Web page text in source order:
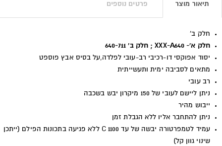
תיאור מוצר פרטים נוספים
חלק ב'
חלק א'- XXX-A640 ; חלק ב' 640-711
יסוד אפוקסי דו-רכיבי רב-עובי לפלדה,על בסיס אבץ פוספט
מתאים לסביבה ימית ותעשייתית
רב עובי
ניתן ליישם לעובי של 150 מיקרון יבש בשכבה
ייבוש מהיר
ניתן להתחבר אליו ללא הגבלת זמן
עמיד לטמפרטורה יבשה של עד C 1100 ללא פגיעה בתכונות הפילם (ייתכן
שינוי גוון קל)